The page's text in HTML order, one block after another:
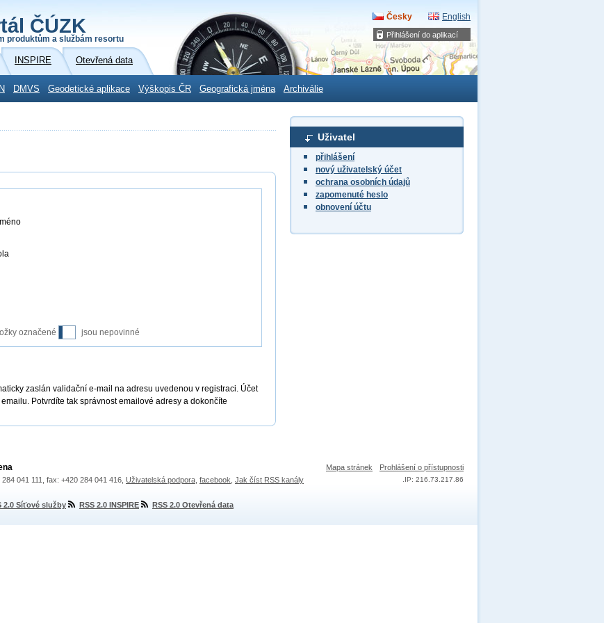
Přihlášení do aplikací
ČÚZK
produktům a službám resortu
Česky English
INSPIRE Otevřená data
DMVS Geodetické aplikace Výškopis ČR Geografická jména Archiválie
Uživatel
přihlášení
nový uživatelský účet
ochrana osobních údajů
zapomenuté heslo
obnovení účtu
označené jsou nepovinné
zaslán validační e-mail na adresu uvedenou v registraci. Účet
Potvrdíte tak správnost emailové adresy a dokončíte
Mapa stránek Prohlášení o přístupnosti
IP: 216.73.217.86
041 111, fax: +420 284 041 416, Uživatelská podpora facebook Jak číst RSS kanály
2.0 Síťové služby RSS 2.0 INSPIRE RSS 2.0 Otevřená data